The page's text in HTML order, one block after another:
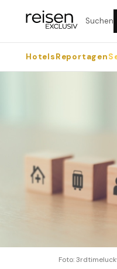
Suchen
HotelsReportagen
Foto: